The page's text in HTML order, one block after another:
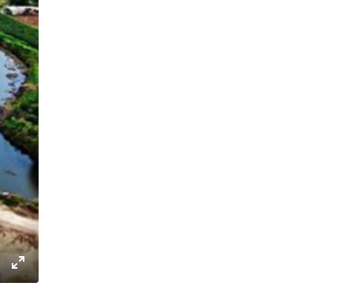
Enter